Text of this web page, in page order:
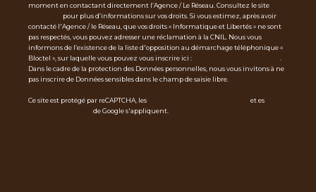
moment en contactant directement l’Agence / Le Réseau. Consultez le site
pour plus d’informations sur vos droits. Si vous estimez, après avoir
contacté l'Agence / le Réseau, que vos droits « Informatique et Libertés » ne sont
pas respectés, vous pouvez adresser une réclamation à la CNIL. Nous vous
informons de l’existence de la liste d'opposition au démarchage téléphonique «
Bloctel », sur laquelle vous pouvez vous inscrire ici :
Dans le cadre de la protection des Données personnelles, nous vous invitons à ne
pas inscrire de Données sensibles dans le champ de saisie libre.
Ce site est protégé par reCAPTCHA, les et es
de Google s'appliquent.